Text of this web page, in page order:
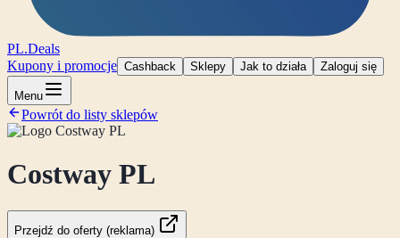
PL.Deals
Kupony i promocje Cashback Sklepy Jak to działa Zaloguj się
Menu
Powrót do listy sklepów
Costway PL
Przejdź do oferty (reklama)